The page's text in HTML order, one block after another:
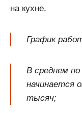
на кухне.
График
В среднем по
начинается
тысяч;